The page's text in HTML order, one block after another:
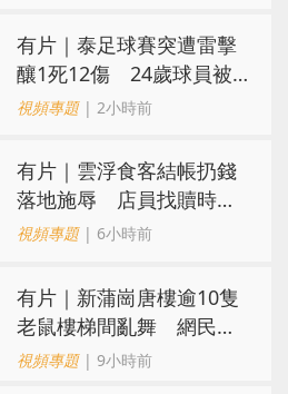
有片｜泰足球賽突遭雷擊
釀1死12傷 24歲球員被
閃電劈中亡
視頻專題| 2小時前
​有片｜雲浮食客結帳扔錢
落地施辱 店員找贖時還
施彼身獲老闆肯定
視頻專題| 6小時前
有片｜新蒲崗唐樓逾10隻
老鼠樓梯間亂舞 網民嚇
親：每次經過都要好大勇
視頻專題| 9小時前